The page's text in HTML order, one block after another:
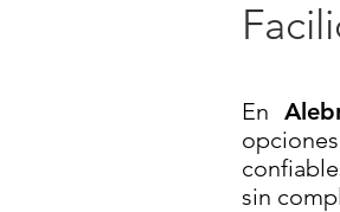
DE
En
sin